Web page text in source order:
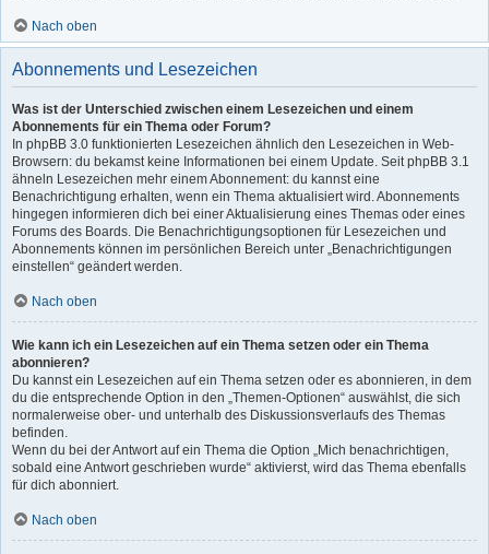
Nach oben
Abonnements und Lesezeichen
Was ist der Unterschied zwischen einem Lesezeichen und einem
Abonnements für ein Thema oder Forum?
In phpBB 3.0 funktionierten Lesezeichen ähnlich den Lesezeichen in Web-
Browsern: du bekamst keine Informationen bei einem Update. Seit phpBB 3.1
ähneln Lesezeichen mehr einem Abonnement: du kannst eine
Benachrichtigung erhalten, wenn ein Thema aktualisiert wird. Abonnements
hingegen informieren dich bei einer Aktualisierung eines Themas oder eines
Forums des Boards. Die Benachrichtigungsoptionen für Lesezeichen und
Abonnements können im persönlichen Bereich unter „Benachrichtigungen
einstellen“ geändert werden.
Nach oben
Wie kann ich ein Lesezeichen auf ein Thema setzen oder ein Thema
abonnieren?
Du kannst ein Lesezeichen auf ein Thema setzen oder es abonnieren, in dem
du die entsprechende Option in den „Themen-Optionen“ auswählst, die sich
normalerweise ober- und unterhalb des Diskussionsverlaufs des Themas
befinden.
Wenn du bei der Antwort auf ein Thema die Option „Mich benachrichtigen,
sobald eine Antwort geschrieben wurde“ aktivierst, wird das Thema ebenfalls
für dich abonniert.
Nach oben